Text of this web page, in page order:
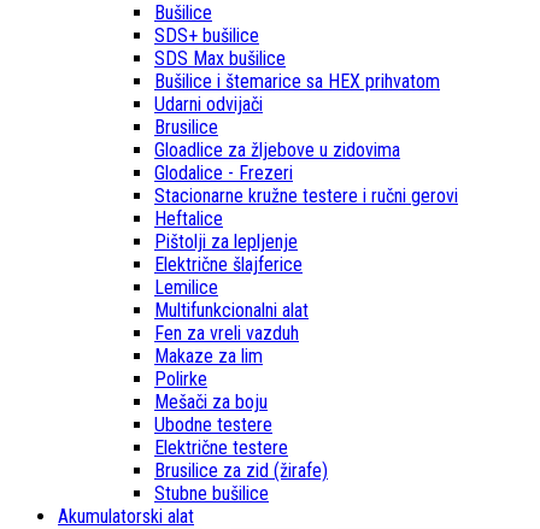
Bušilice
SDS+ bušilice
SDS Max bušilice
Bušilice i štemarice sa HEX prihvatom
Udarni odvijači
Brusilice
Gloadlice za žljebove u zidovima
Glodalice - Frezeri
Stacionarne kružne testere i ručni gerovi
Heftalice
Pištolji za lepljenje
Električne šlajferice
Lemilice
Multifunkcionalni alat
Fen za vreli vazduh
Makaze za lim
Polirke
Mešači za boju
Ubodne testere
Električne testere
Brusilice za zid (žirafe)
Stubne bušilice
Akumulatorski alat